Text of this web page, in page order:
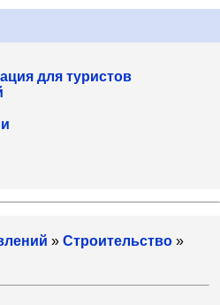
для туристов
» Строительство »